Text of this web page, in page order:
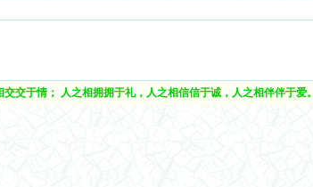
交于情； 人之相拥拥于礼，人之相信信于诚，人之相伴伴于爱。